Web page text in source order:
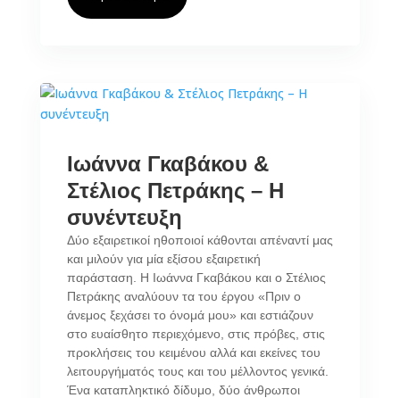
Ιωάννα Γκαβάκου &
Στέλιος Πετράκης – Η
συνέντευξη
Δύο εξαιρετικοί ηθοποιοί κάθονται απέναντί μας
και μιλούν για μία εξίσου εξαιρετική
παράσταση. Η Ιωάννα Γκαβάκου και ο Στέλιος
Πετράκης αναλύουν τα του έργου «Πριν ο
άνεμος ξεχάσει το όνομά μου» και εστιάζουν
στο ευαίσθητο περιεχόμενο, στις πρόβες, στις
προκλήσεις του κειμένου αλλά και εκείνες του
λειτουργήματός τους και του μέλλοντος γενικά.
Ένα καταπληκτικό δίδυμο, δύο άνθρωποι